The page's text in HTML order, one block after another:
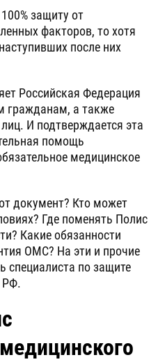
защиту от
факторов, то хотя
после них
Российская Федерация
гражданам, а также
И подтверждается эта
помощь
медицинское
документ? Кто может
Где поменять Полис
Какие обязанности
ОМС? На эти и прочие
специалиста по защите
РФ.